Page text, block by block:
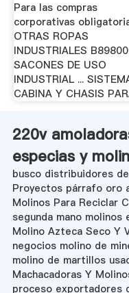
Para las compras
corporativas
OTRAS ROPAS
INDUSTRIALES
SACONES DE USO
INDUSTRIAL ...
CABINA Y CHASIS
220v
especias y
busco distribuidores
Proyectos párrafo oro
Molinos Para Reciclar
segunda mano molinos
Molino Azteca Seco Y
negocios molino de
molino de martillos
Machacadoras Y
proceso exportadores